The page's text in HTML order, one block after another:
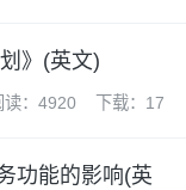
》(英文)
读：4920 下载：17
功能的影响(英